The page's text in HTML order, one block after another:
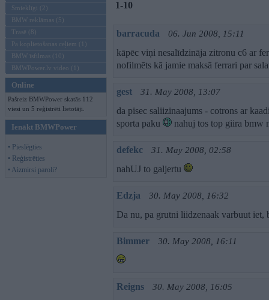
Smieklīgi (2)
BMW reklāmas (5)
Trasē (8)
Pa koplietošanas ceļiem (1)
BMW īsfilmas (10)
BMWPower.lv video (1)
Online
Pašreiz BMWPower skatās 112
viesi un 5 reģistrēti lietotāji.
Ienākt BMWPower
• Pieslēgties
• Reģistrēties
• Aizmirsi paroli?
1-10
barracuda 06. Jun 2008, 15:11
kāpēc viņi nesalīdzināja zitronu c6 ar
nofilmēts kā jamie maksā ferrari par
gest 31. May 2008, 13:07
da pisec saliizinaajums - cotrons ar
sporta paku
nahuj tos top giira bmw
defekc 31. May 2008, 02:58
nahUJ to galjertu
Edzja 30. May 2008, 16:32
Da nu, pa grutni liidzenaak varbuut
Bimmer 30. May 2008, 16:11
Reigns 30. May 2008, 16:05